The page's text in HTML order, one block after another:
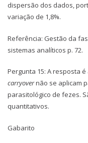
dispersão dos dados,
variação de 1,8%.
Referência: Gestão da
sistemas analíticos p. 72.
Pergunta 15: A resposta
carryovernão se aplicam
parasitológico de fezes.
quantitativos.
Gabarito